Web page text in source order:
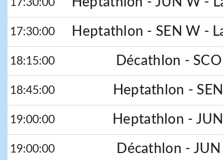
17:30:00
17:30:00 Heptathlon - SEN W -
18:15:00 Décathlon -
18:45:00 Heptathlon -
19:00:00 Heptathlon -
19:00:00 Décathlon -